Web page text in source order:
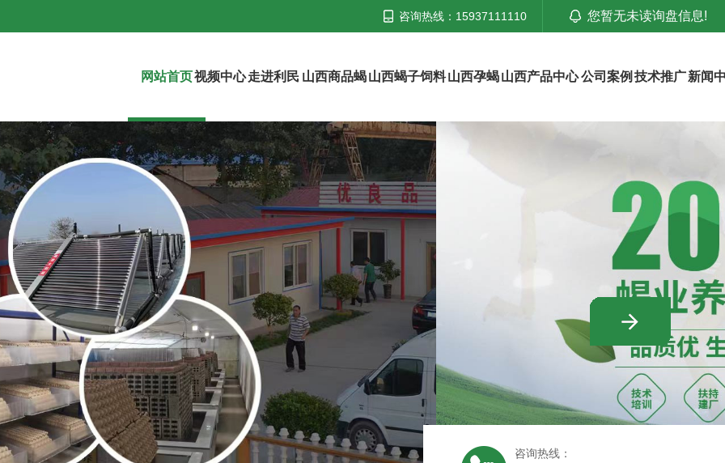
咨询热线：15937111110 您暂无未读询盘信息!
网站首页视频中心走进利民 山西商品蝎山西蝎子饲料山西孕蝎山西产品中心公司案例 技术推广新闻
咨询热线：